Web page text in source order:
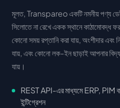
মূলত, Transpareo একটি নমনীয় পণ্য
সিলোতে না রেখে একক স্থানে কাঠামোবদ্ধ
কোনো সময় রপ্তানি করা যায়, অংশীদার এবং
যায়, এবং কোনো লক-ইন ছাড়াই আপনার
যায়।
REST API-এর মাধ্যমে ERP, PIM
ইন্টিগ্রেশন